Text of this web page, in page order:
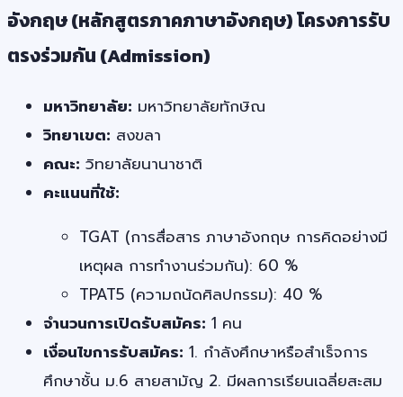
อังกฤษ (หลักสูตรภาคภาษาอังกฤษ) โครงการรับ
ตรงร่วมกัน (Admission)
มหาวิทยาลัย: มหาวิทยาลัยทักษิณ
วิทยาเขต: สงขลา
คณะ: วิทยาลัยนานาชาติ
คะแนนที่ใช้:
TGAT (การสื่อสาร ภาษาอังกฤษ การคิดอย่างมี
เหตุผล การทำงานร่วมกัน): 60 %
TPAT5 (ความถนัดศิลปกรรม): 40 %
จำนวนการเปิดรับสมัคร: 1 คน
เงื่อนไขการรับสมัคร: 1. กำลังศึกษาหรือสำเร็จการ
ศึกษาชั้น ม.6 สายสามัญ 2. มีผลการเรียนเฉลี่ยสะสม